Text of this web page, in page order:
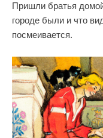
Пришли братья
городе были и что
посмеивается.